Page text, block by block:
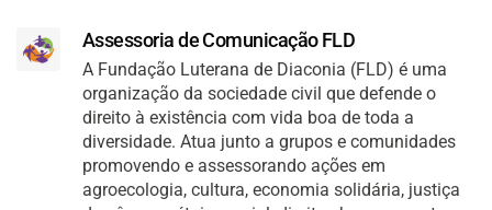
Assessoria de Comunicação FLD
A Fundação Luterana de Diaconia (FLD) é uma
organização da sociedade civil que defende o
direito à existência com vida boa de toda a
diversidade. Atua junto a grupos e comunidades
promovendo e assessorando ações em
agroecologia, cultura, economia solidária, justiça